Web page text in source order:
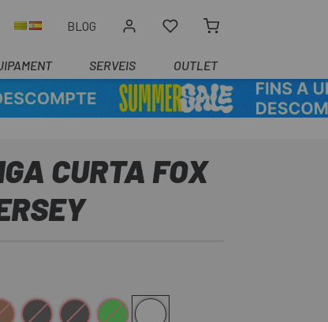
BLOG
SERVEIS OUTLET
CURTA FOX
NegreNegre-BlancVerdBlanco mate